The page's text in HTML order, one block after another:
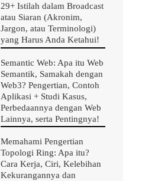
29+ Istilah dalam Broadcast
atau Siaran (Akronim,
Jargon, atau Terminologi)
yang Harus Anda Ketahui!
Semantic Web: Apa itu Web
Semantik, Samakah dengan
Web3? Pengertian, Contoh
Aplikasi + Studi Kasus,
Perbedaannya dengan Web
Lainnya, serta Pentingnya!
Memahami Pengertian
Topologi Ring: Apa itu?
Cara Kerja, Ciri, Kelebihan
Kekurangannya dan